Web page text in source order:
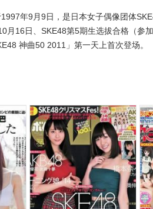
年9月9日，是日本女子偶像团体
月16日、SKE48第5期生选拔合格（参
神曲50 2011」第一天上首次登场。